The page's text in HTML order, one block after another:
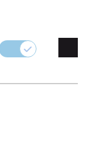
podložka
2 cm, cena
55